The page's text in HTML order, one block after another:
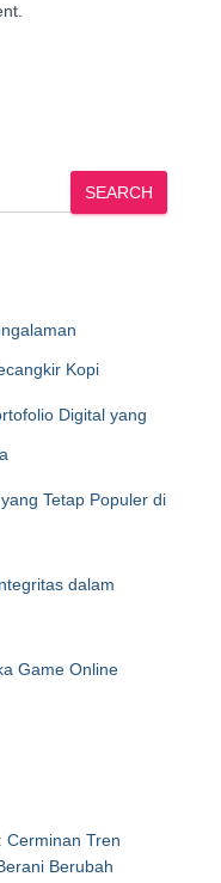
SEARCH
Kopi
Digital yang
Tetap Populer di
dalam
Game Online
Cerminan Tren
Berubah